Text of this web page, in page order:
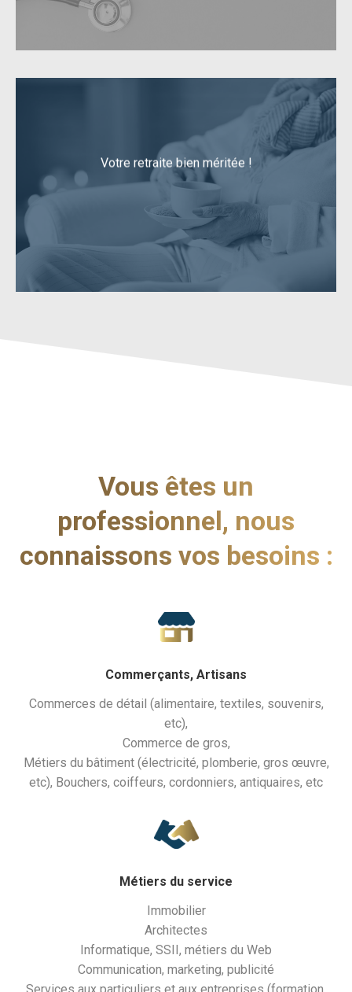
Votre retraite bien méritée !
Vous êtes un
professionnel, nous
connaissons vos besoins :
Commerçants, Artisans
Commerces de détail (alimentaire, textiles, souvenirs,
etc),
Commerce de gros,
Métiers du bâtiment (électricité, plomberie, gros œuvre,
etc), Bouchers, coiffeurs, cordonniers, antiquaires, etc
Métiers du service
Immobilier
Architectes
Informatique, SSII, métiers du Web
Communication, marketing, publicité